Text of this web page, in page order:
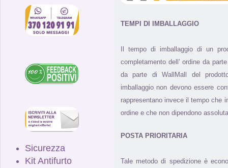
Sicurezza
Kit Antifurto
TEMPI DI IMBALLAGGIO
Il tempo di imballaggio di un
completamento dell’ ordine da
da parte di WallMall del
imballaggio non devono essere
rappresentano invece il tempo che
ordine e che non dipendono
POSTA PRIORITARIA
Tale metodo di spedizione è